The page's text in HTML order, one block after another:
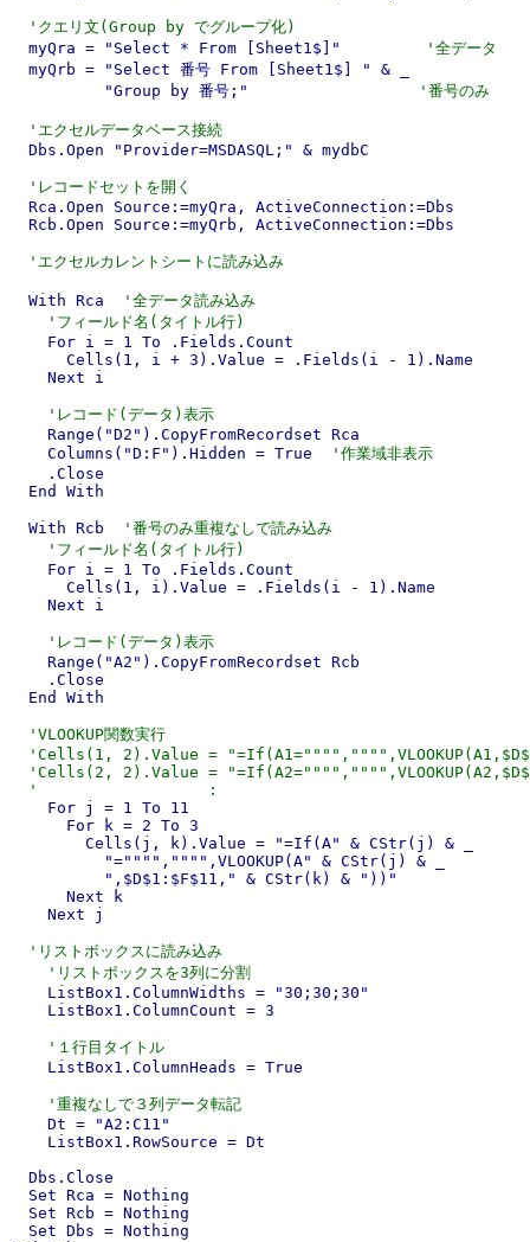
'クエリ文(Group by でグループ化)
  myQra = "Select * From [Sheet1$]"
'全データ
  myQrb = "Select 番号 From [Sheet1$] " & _
          "Group by 番号;"
'番号のみ
'エクセルデータベース接続
  Dbs.Open "Provider=MSDASQL;" & mydbC
'レコードセットを開く
  Rca.Open Source:=myQra, ActiveConnection:=Dbs
  Rcb.Open Source:=myQrb, ActiveConnection:=Dbs
'エクセルカレントシートに読み込み
  With Rca
'全データ読み込み
'フィールド名(タイトル行)
    For i = 1 To .Fields.Count
      Cells(1, i + 3).Value = .Fields(i - 1).Name
    Next i
'レコード(データ)表示
    Range("D2").CopyFromRecordset Rca
    Columns("D:F").Hidden = True
'作業域非表示
    .Close
  End With
  With Rcb
'番号のみ重複なしで読み込み
'フィールド名(タイトル行)
    For i = 1 To .Fields.Count
      Cells(1, i).Value = .Fields(i - 1).Name
    Next i
'レコード(データ)表示
    Range("A2").CopyFromRecordset Rcb
    .Close
  End With
'VLOOKUP関数実行
'Cells(1, 2).Value =
'Cells(2, 2).Value =
'                  :
    For j = 1 To 11
      For k = 2 To 3
        Cells(j, k).Value = "=If(A" & CStr(j) & _
          "="""","""",VLOOKUP(A" & CStr(j) & _
          ",$D$1:$F$11," & CStr(k) & "))"
      Next k
    Next j
'リストボックスに読み込み
'リストボックスを3列に分割
    ListBox1.ColumnWidths = "30;30;30"
    ListBox1.ColumnCount = 3
'１行目タイトル
    ListBox1.ColumnHeads = True
'重複なしで３列データ転記
    Dt = "A2:C11"
    ListBox1.RowSource = Dt
  Dbs.Close
  Set Rca = Nothing
  Set Rcb = Nothing
  Set Dbs = Nothing